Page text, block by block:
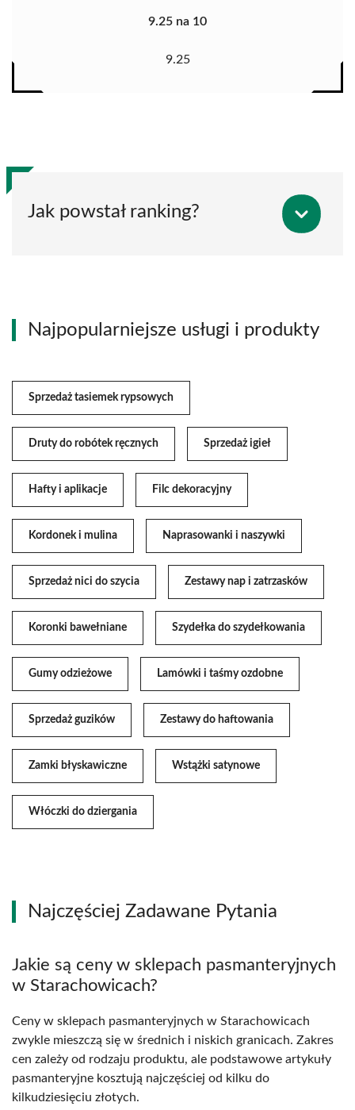
9.25 na 10
9.25
Jak powstał ranking?
Najpopularniejsze usługi i produkty
Sprzedaż tasiemek rypsowych
Druty do robótek ręcznych Sprzedaż igieł
Hafty i aplikacje Filc dekoracyjny
Kordonek i mulina Naprasowanki i naszywki
Sprzedaż nici do szycia Zestawy nap i zatrzasków
Koronki bawełniane Szydełka do szydełkowania
Gumy odzieżowe Lamówki i taśmy ozdobne
Sprzedaż guzików Zestawy do haftowania
Zamki błyskawiczne Wstążki satynowe
Włóczki do dziergania
Najczęściej Zadawane Pytania
Jakie są ceny w sklepach pasmanteryjnych
w Starachowicach?
Ceny w sklepach pasmanteryjnych w Starachowicach
zwykle mieszczą się w średnich i niskich granicach. Zakres
cen zależy od rodzaju produktu, ale podstawowe artykuły
pasmanteryjne kosztują najczęściej od kilku do
kilkudziesięciu złotych.